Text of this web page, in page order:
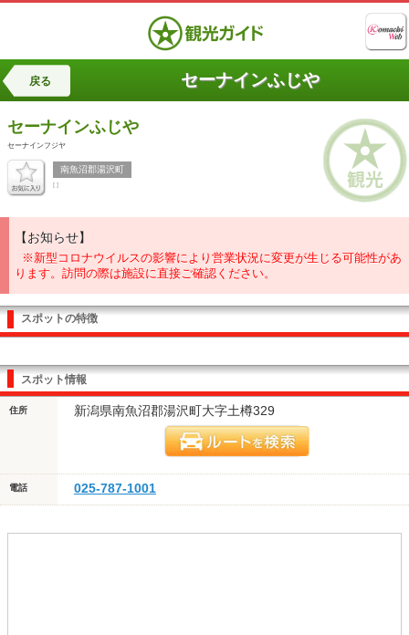
戻る セーナインふじや
セーナインふじや
セーナインフジヤ
南魚沼郡湯沢町
[ ]
【お知らせ】
※新型コロナウイルスの影響により営業状況に変更が生じる可能性があ
ります。訪問の際は施設に直接ご確認ください。
スポットの特徴
スポット情報
住所 新潟県南魚沼郡湯沢町大字土樽329
電話 025-787-1001